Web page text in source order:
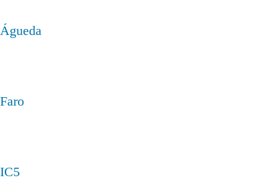
Águeda
Faro
IC5